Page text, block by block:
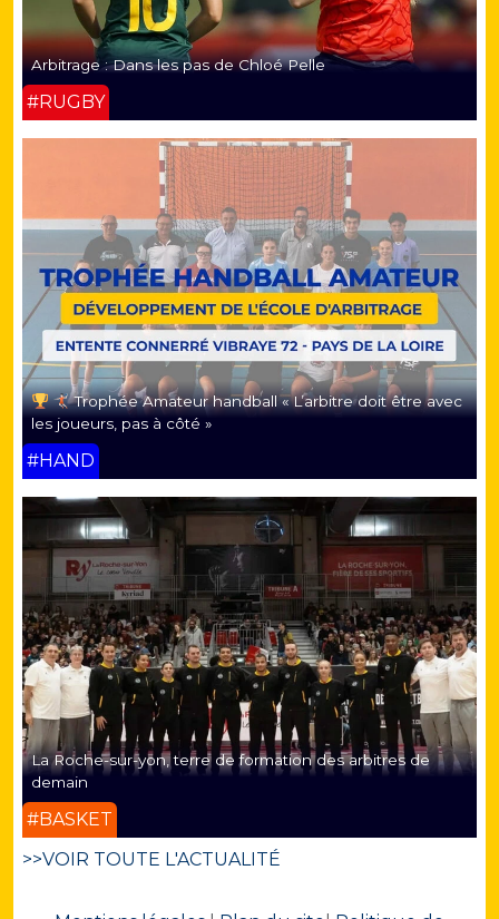
Arbitrage : Dans les pas de Chloé Pelle
#RUGBY
Trophée Amateur handball « L’arbitre doit être avec
les joueurs, pas à côté »
#HAND
La Roche-sur-yon, terre de formation des arbitres de
demain
#BASKET
>>VOIR TOUTE L'ACTUALITÉ